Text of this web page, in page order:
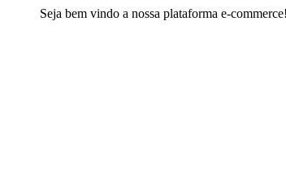
Seja bem vindo a nossa plataforma e-commerce!